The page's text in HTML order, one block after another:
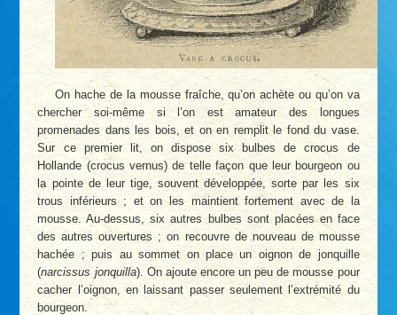
On hache de la mousse fraîche, qu’on achète ou qu’on va
chercher soi-même si l’on est amateur des longues
promenades dans les bois, et on en remplit le fond du vase.
Sur ce premier lit, on dispose six bulbes de crocus de
Hollande (crocus vernus) de telle façon que leur bourgeon ou
la pointe de leur tige, souvent développée, sorte par les six
trous inférieurs ; et on les maintient fortement avec de la
mousse. Au-dessus, six autres bulbes sont placées en face
des autres ouvertures ; on recouvre de nouveau de mousse
hachée ; puis au sommet on place un oignon de jonquille
(narcissus jonquilla). On ajoute encore un peu de mousse pour
cacher l’oignon, en laissant passer seulement l’extrémité du
bourgeon.